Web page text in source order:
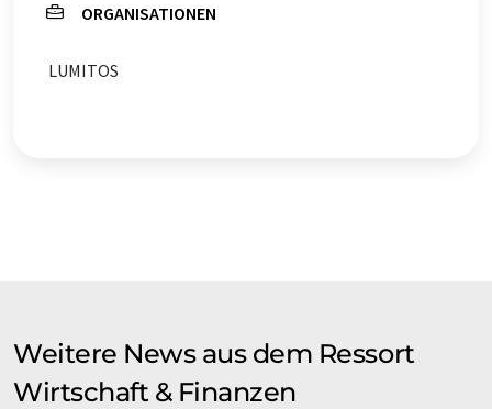
ORGANISATIONEN
LUMITOS
Weitere News aus dem Ressort
Wirtschaft & Finanzen